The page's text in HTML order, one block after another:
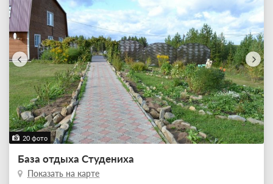
20 фото
База отдыха Студениха
Показать на карте